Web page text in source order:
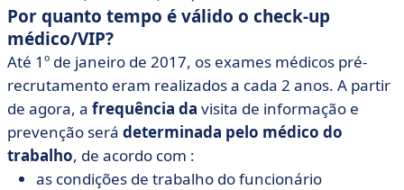
Por quanto tempo é válido o check-up
médico/VIP?
Até 1º de janeiro de 2017, os exames médicos pré-
recrutamento eram realizados a cada 2 anos. A partir
de agora, a frequência da visita de informação e
prevenção será determinada pelo médico do
trabalho, de acordo com :
as condições de trabalho do funcionário